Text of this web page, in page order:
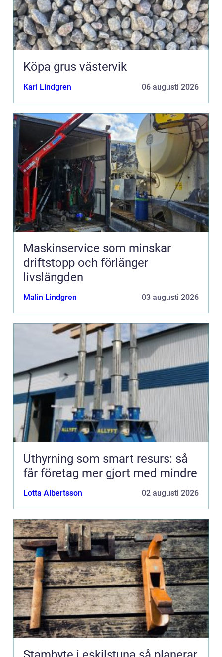
Köpa grus västervik
Karl Lindgren 06 augusti 2026
Maskinservice som minskar
driftstopp och förlänger
livslängden
Malin Lindgren 03 augusti 2026
Uthyrning som smart resurs: så
får företag mer gjort med mindre
Lotta Albertsson 02 augusti 2026